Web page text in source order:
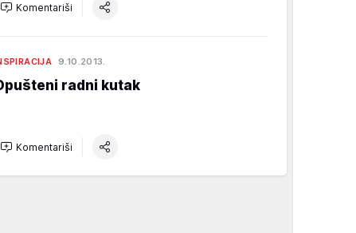
Komentariši
9.10.2013.
radni kutak
Komentariši